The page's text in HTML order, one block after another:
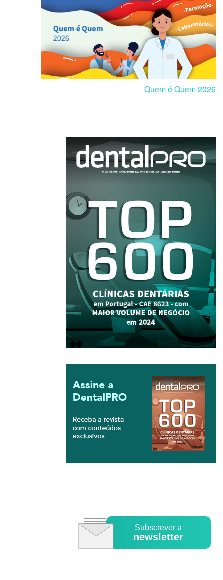
Quem é Quem 2026
Subscrever a
newsletter